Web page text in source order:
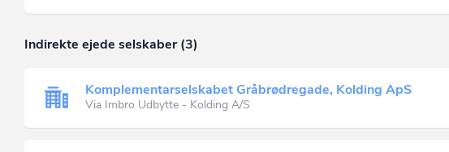
Indirekte ejede selskaber (3)
Komplementarselskabet Gråbrødregade, Kolding ApS
Via Imbro Udbytte - Kolding A/S